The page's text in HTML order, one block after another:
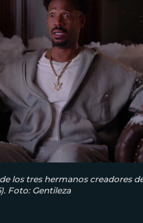
los tres hermanos creadores
Foto: Gentileza